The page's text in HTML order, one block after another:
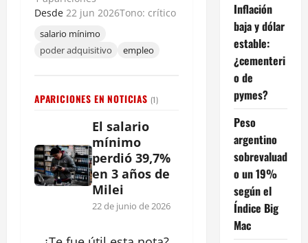
Desde 22 jun 2026Tono: crítico
salario mínimo
poder adquisitivo
empleo
APARICIONES EN NOTICIAS (1)
El salario
mínimo
perdió 39,7%
en 3 años de
Milei
22 de junio de 2026
Inflación
baja y dólar
estable:
¿cementeri
o de
pymes?
Peso
argentino
sobrevaluad
o un 19%
según el
Índice Big
Mac